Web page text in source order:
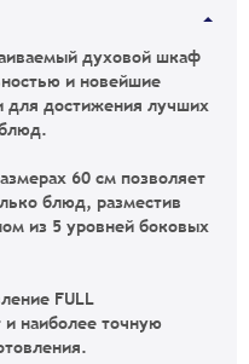
духовой шкаф
и новейшие
для достижения лучших
60 см позволяет
блюд, разместив
из 5 уровней боковых
FULL
наиболее точную